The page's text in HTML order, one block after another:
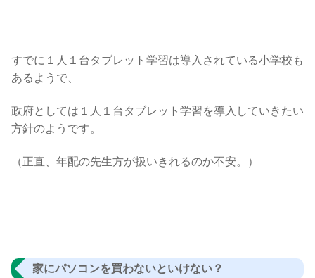
すでに１人１台タブレット学習は導入されている小学校も
あるようで、
政府としては１人１台タブレット学習を導入していきたい
方針のようです。
（正直、年配の先生方が扱いきれるのか不安。）
家にパソコンを買わないといけない？